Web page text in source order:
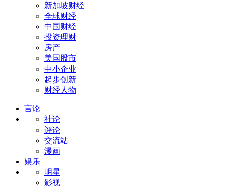
新加坡财经
全球财经
中国财经
投资理财
房产
美国股市
中小企业
起步创新
财经人物
言论
社论
评论
交流站
漫画
娱乐
明星
影视